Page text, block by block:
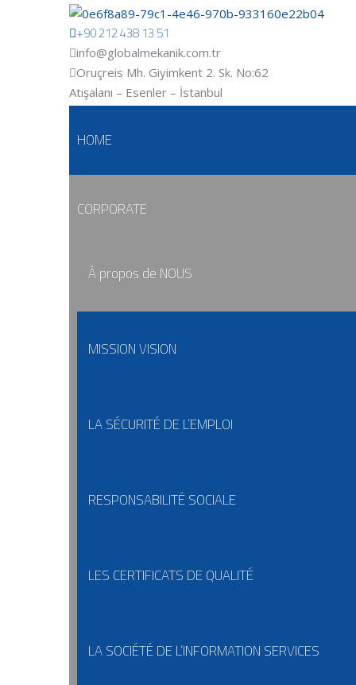
+90 212 438 13 51
info@globalmekanik.com.tr
Oruçreis Mh. Giyimkent 2. Sk. No:62
Atışalanı – Esenler – İstanbul
HOME
CORPORATE
À propos de NOUS
MISSION VISION
LA SÉCURITÉ DE L’EMPLOI
RESPONSABILITÉ SOCIALE
LES CERTIFICATS DE QUALITÉ
LA SOCIÉTÉ DE L’INFORMATION SERVICES